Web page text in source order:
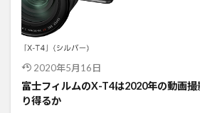
2020年5月16日
富士フィルムのX-T4は2020年の動画
り得るか